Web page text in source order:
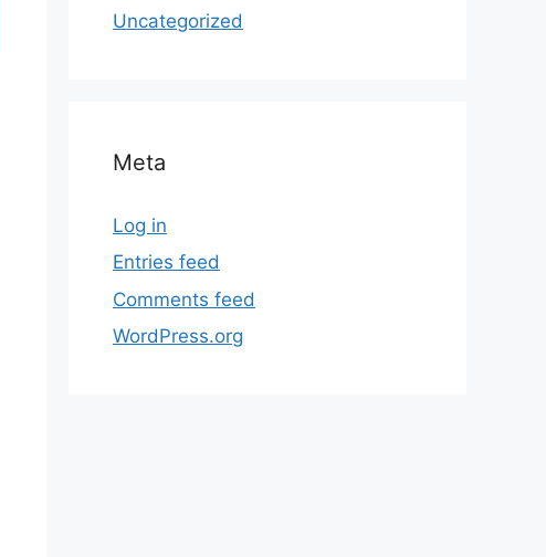
Uncategorized
Meta
Log in
Entries feed
Comments feed
WordPress.org